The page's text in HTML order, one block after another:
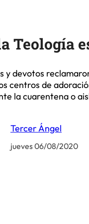
Teología
y devotos
centros de
la cuarentena o
Tercer Ángel
jueves 06/08/2020